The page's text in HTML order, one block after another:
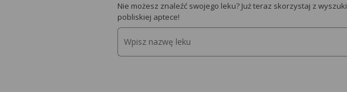
Nie możesz znaleźć swojego leku? Już teraz skorzystaj z
pobliskiej aptece!